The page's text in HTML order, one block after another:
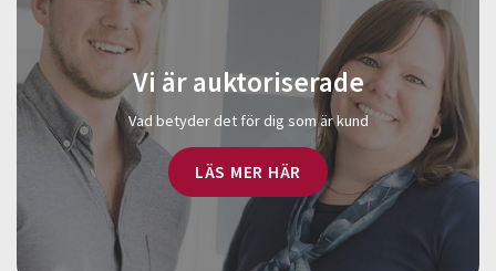
Vi är auktoriserade
Vad betyder det för dig som är kund
LÄS MER HÄR